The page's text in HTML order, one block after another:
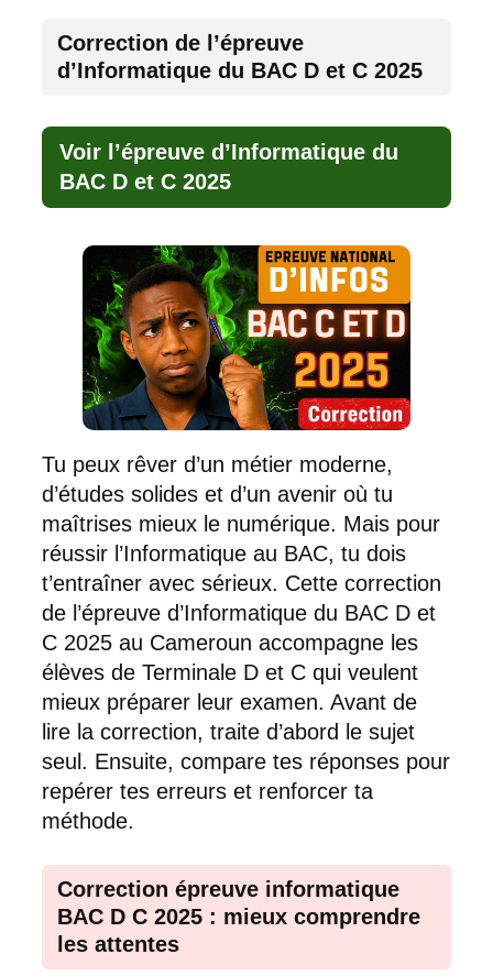
Correction de l’épreuve
d’Informatique du BAC D et C 2025
Voir l’épreuve d’Informatique du
BAC D et C 2025
Tu peux rêver d’un métier moderne,
d’études solides et d’un avenir où tu
maîtrises mieux le numérique. Mais pour
réussir l’Informatique au BAC, tu dois
t’entraîner avec sérieux. Cette correction
de l’épreuve d’Informatique du BAC D et
C 2025 au Cameroun accompagne les
élèves de Terminale D et C qui veulent
mieux préparer leur examen. Avant de
lire la correction, traite d’abord le sujet
seul. Ensuite, compare tes réponses pour
repérer tes erreurs et renforcer ta
méthode.
Correction épreuve informatique
BAC D C 2025 : mieux comprendre
les attentes